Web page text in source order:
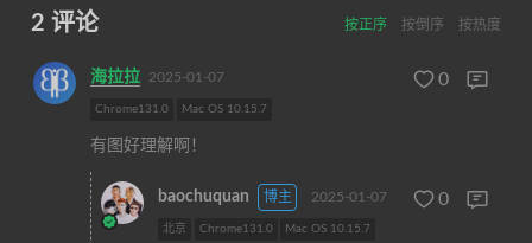
2 评论 按正序 按倒序 按热度
海拉拉 2025-01-07 0
Chrome131.0 Mac OS 10.15.7
有图好理解啊！
baochuquan 博主 2025-01-07 0
北京 Chrome131.0 Mac OS 10.15.7